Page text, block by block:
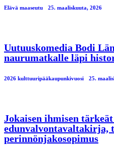
Elävä maaseutu 25. maaliskuuta, 2026
Uutuuskomedia Bodi
naurumatkalle läpi
2026 kulttuuripääkaupunkivuosi 25.
Jokaisen ihmisen
edunvalvontavaltakirja,
perinnönjakosopimus